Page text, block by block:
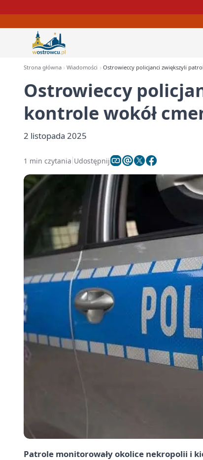
Strona główna Wiadomości Ostrowieccy policjanci zwiększyli
Ostrowieccy
kontrole wokół
2 listopada 2025
1 min czytania Udostępnij
Patrole monitorowały okolice nekropolii i